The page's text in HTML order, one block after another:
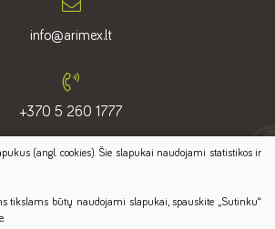
info@arimex.lt
+370 5 260 1777
(angl. cookies). Šie slapukai naudojami statistikos ir
tikslams būtų naudojami slapukai, spauskite „Sutinku“